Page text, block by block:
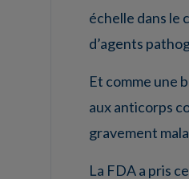
échelle dans le
d’agents
Et comme une
aux anticorps
gravement
La FDA a pris